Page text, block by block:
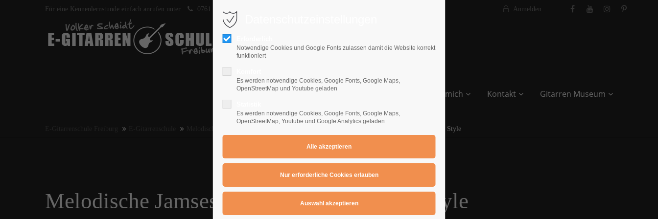
Für eine Kennenlernstunde einfach anrufen unter 0761 400 10 64 Anmelden
Home E-Gitarrenschule Über mich Kontakt Gitarren Museum
Melodische Jamsession : C#m in Petrucci Style
Melodische Jamsession : C#m in Petrucci Style
Notwendige Cookies und Google Fonts zulassen damit die Website korrekt
funktioniert
Es werden notwendige Cookies, Google Fonts, Google Maps,
OpenStreetMap und Youtube geladen
Es werden notwendige Cookies, Google Fonts, Google Maps,
OpenStreetMap, Youtube und Google Analytics geladen